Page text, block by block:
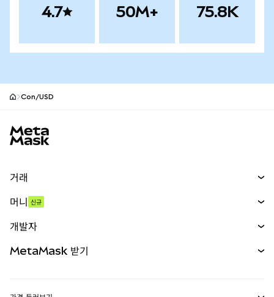
4.7 50M+ 75.8K
Con/USD
거래
무기한 선물
실물자산
머니 신규
개발자
MetaMask 받기